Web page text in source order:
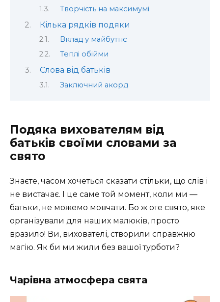
Творчість на максимумі
Кілька рядків подяки
Вклад у майбутнє
Теплі обійми
Слова від батьків
Заключний акорд
Подяка вихователям від
батьків своїми словами за
свято
Знаєте, часом хочеться сказати стільки, що слів і
не вистачає. І це саме той момент, коли ми —
батьки, не можемо мовчати. Бо ж оте свято, яке
організували для наших малюків, просто
вразило! Ви, вихователі, створили справжню
магію. Як би ми жили без вашої турботи?
Чарівна атмосфера свята